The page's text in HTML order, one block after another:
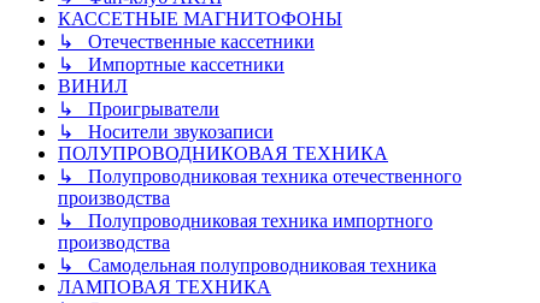
КАССЕТНЫЕ МАГНИТОФОНЫ
↳ Отечественные кассетники
↳ Импортные кассетники
ВИНИЛ
↳ Проигрыватели
↳ Носители звукозаписи
ПОЛУПРОВОДНИКОВАЯ ТЕХНИКА
↳ Полупроводниковая техника отечественного
производства
↳ Полупроводниковая техника импортного
производства
↳ Самодельная полупроводниковая техника
ЛАМПОВАЯ ТЕХНИКА